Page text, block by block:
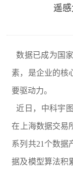
遥
数据已成为国
素，是企业的核
要驱动力。
近日，中科宇
在上海数据交易
系列共21个数据
据及模型算法积